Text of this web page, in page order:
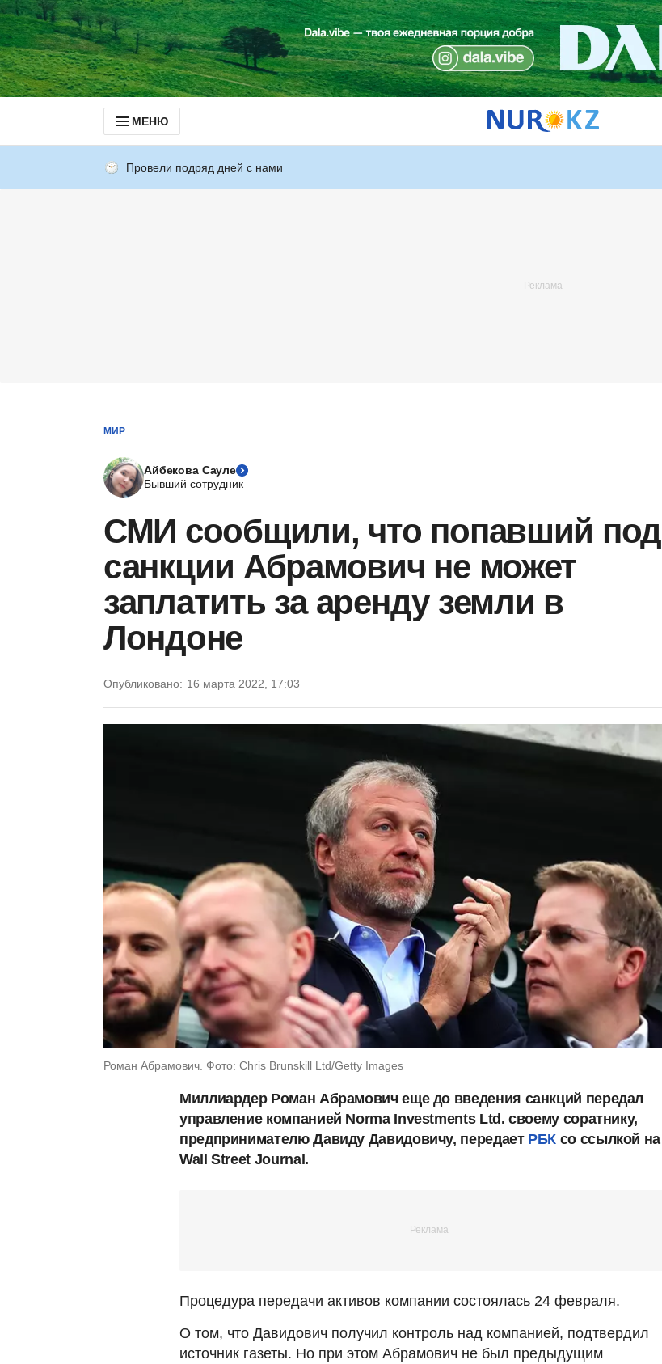
МЕНЮ
Провели подряд дней с нами
МИР
Айбекова Сауле
Бывший сотрудник
СМИ сообщили, что попавший под
санкции Абрамович не может
заплатить за аренду земли в
Лондоне
Опубликовано: 16 марта 2022, 17:03
Роман Абрамович. Фото: Chris Brunskill Ltd/Getty Images
Миллиардер Роман Абрамович еще до введения санкций передал
управление компанией Norma Investments Ltd. своему соратнику,
предпринимателю Давиду Давидовичу, передает РБК со ссылкой на
Wall Street Journal.
Процедура передачи активов компании состоялась 24 февраля.
О том, что Давидович получил контроль над компанией, подтвердил
источник газеты. Но при этом Абрамович не был предыдущим